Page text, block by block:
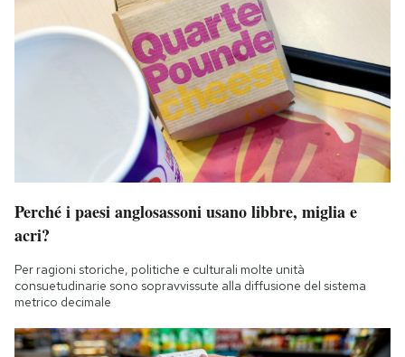
Perché i paesi anglosassoni usano libbre, miglia e
acri?
Per ragioni storiche, politiche e culturali molte unità
consuetudinarie sono sopravvissute alla diffusione del sistema
metrico decimale